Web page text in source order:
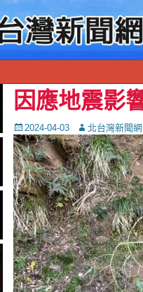
因應地震影
Posted
on
2024-04-03 Autor北台灣新聞網